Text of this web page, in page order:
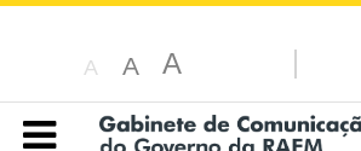
A A A